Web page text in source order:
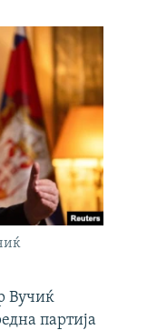
Вучиќ
партија